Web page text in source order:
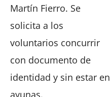
Martín Fierro. Se
solicita a los
voluntarios concurrir
con documento de
identidad y sin estar en
ayunas.